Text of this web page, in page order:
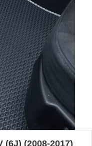
(6J) (2008-2017)